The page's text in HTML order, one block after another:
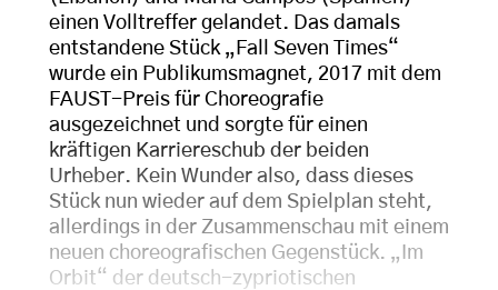
einen Volltreffer gelandet. Das damals
entstandene Stück „Fall Seven Times“
wurde ein Publikumsmagnet, 2017 mit dem
FAUST-Preis für Choreografie
ausgezeichnet und sorgte für einen
kräftigen Karriereschub der beiden
Urheber. Kein Wunder also, dass dieses
Stück nun wieder auf dem Spielplan steht,
allerdings in der Zusammenschau mit einem
neuen choreografischen Gegenstück. „Im
Orbit“ der deutsch-zypriotischen